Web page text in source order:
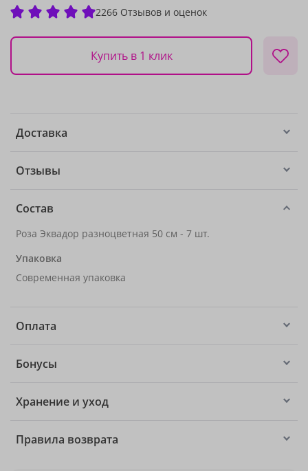
2266 Отзывов и оценок
Купить в 1 клик
Доставка
Отзывы
Состав
Роза Эквадор разноцветная 50 см - 7 шт.
Упаковка
Современная упаковка
Оплата
Бонусы
Хранение и уход
Правила возврата